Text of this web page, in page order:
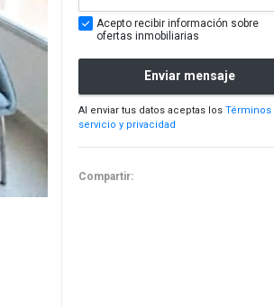
Acepto recibir información sobre
ofertas inmobiliarias
Enviar mensaje
Al enviar tus datos aceptas los Términos
servicio y privacidad
Compartir: